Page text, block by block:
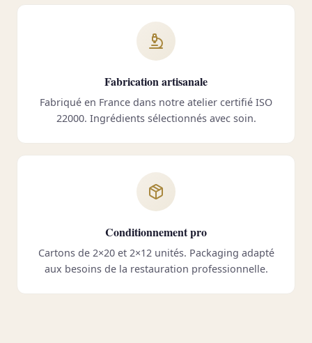
Fabrication artisanale
Fabriqué en France dans notre atelier certifié ISO
22000. Ingrédients sélectionnés avec soin.
Conditionnement pro
Cartons de 2×20 et 2×12 unités. Packaging adapté
aux besoins de la restauration professionnelle.